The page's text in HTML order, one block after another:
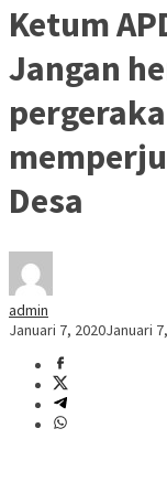
Ketum
Jangan
Desa
admin
Januari 7, 2020Januari